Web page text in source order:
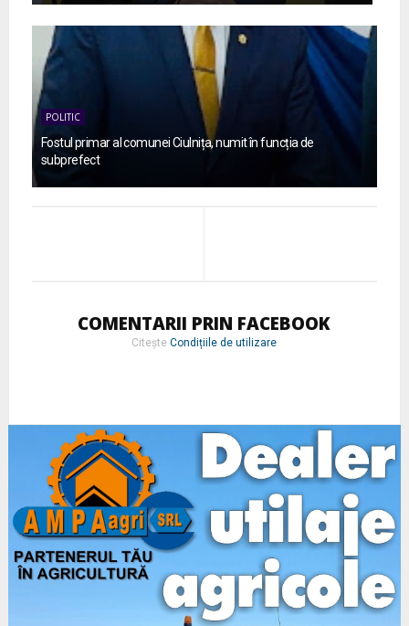
POLITIC
Fostul primar al comunei Ciulnița, numit în funcția de
subprefect
COMENTARII PRIN FACEBOOK
CiteșteCondițiile de utilizare